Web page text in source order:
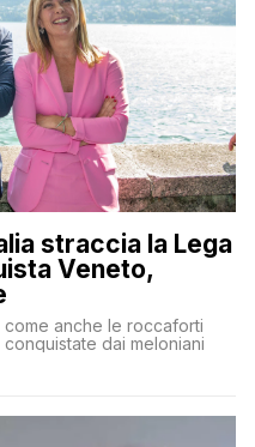
straccia la Lega
Veneto,
anche le roccaforti
dai meloniani